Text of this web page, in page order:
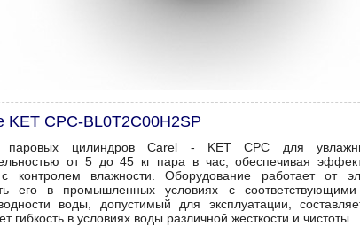
KET CPC-BL0T2C00H2SP
паровых цилиндров Carel - KET CPC для
от 5 до 45 кг пара в час, обеспечивая
контролем влажности. Оборудование работает от
его в промышленных условиях с соответствующими
воды, допустимый для эксплуатации,
гибкость в условиях воды различной жесткости и чистоты.